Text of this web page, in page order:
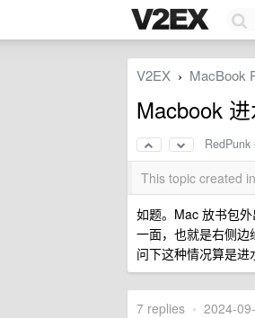
V2EX › MacBook
Macbook
RedPunk ·
This topic created
如题。Mac 放书包
一面，也就是右侧
问下这种情况算是进
7 replies • 2024-